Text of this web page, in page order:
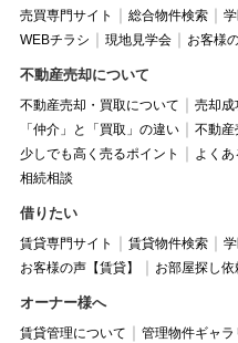
売買専門サイト 総合物件検索
WEBチラシ
現地見学会 お客様
不動産売却について
不動産売却・買取について 売却成
「仲介」と「買取」の違い
不動産
少しでも高く売るポイント
よく
相続相談
借りたい
賃貸専門サイト 賃貸物件検索
お客様の声【賃貸】
お部屋探し依
オーナー様へ
賃貸管理について 管理物件ギャラ